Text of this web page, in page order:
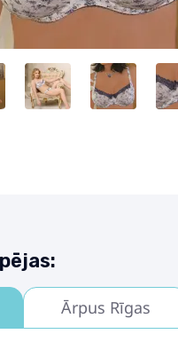
Ārpus Rīgas